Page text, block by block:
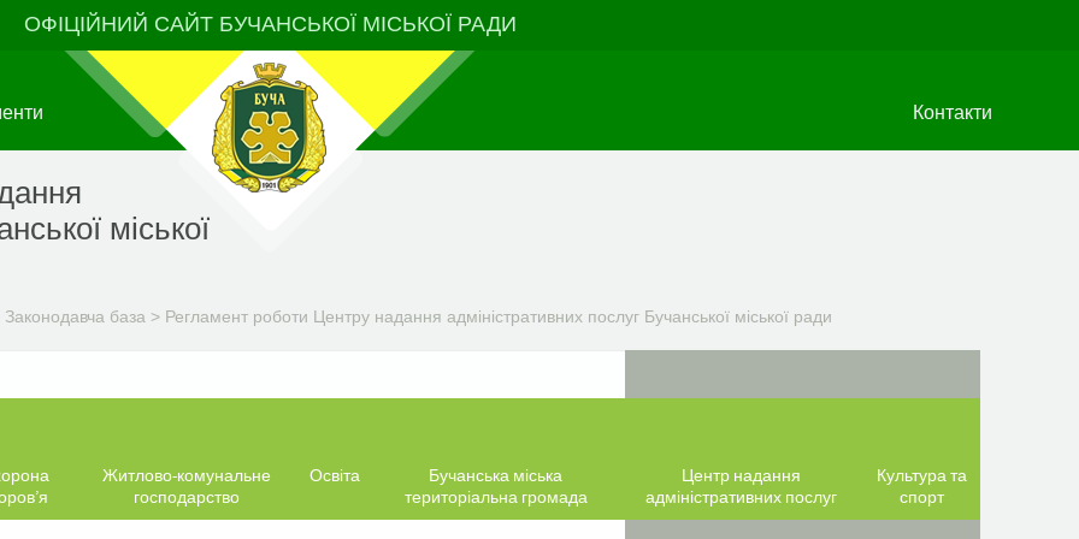
ОФІЦІЙНИЙ САЙТ БУЧАНСЬКОЇ МІСЬКОЇ РАДИ
Контакти
міської
Законодавча база > Регламент роботи Центру надання адміністративних послуг Бучанської міської ради
Житлово-комунальне
господарство
Освіта
Бучанська міська
територіальна громада
Центр надання
адміністративних послуг
Культура та
спорт